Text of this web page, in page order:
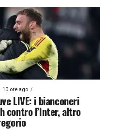
10 ore ago
LIVE: i bianconeri
contro l’Inter, altro